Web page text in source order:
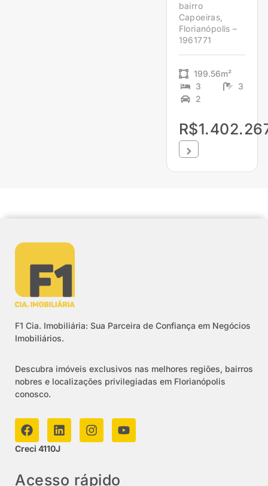
bairro
Capoeiras,
Florianópolis –
1961771
199.56m²
3
3
2
F1 Cia. Imobiliária: Sua Parceira de Confiança em Negócios
Imobiliários.
Descubra imóveis exclusivos nas melhores regiões, bairros
nobres e localizações privilegiadas em Florianópolis
conosco.
Creci 4110J
Acesso rápido